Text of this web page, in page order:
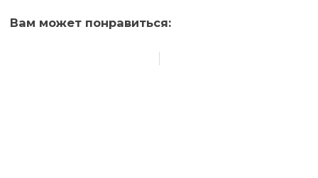
Вам может понравиться: